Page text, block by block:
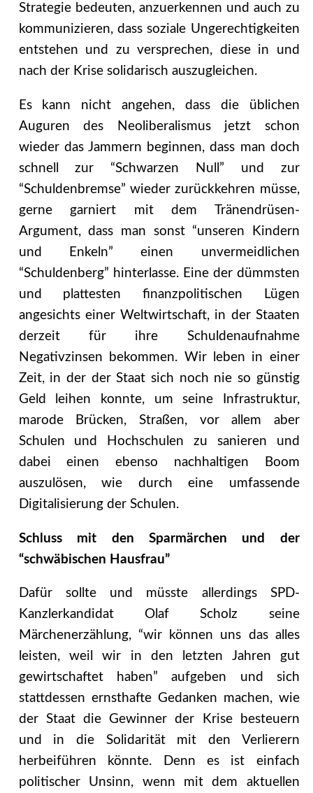
Strategie bedeuten, anzuerkennen und auch zu
kommunizieren, dass soziale Ungerechtigkeiten
entstehen und zu versprechen, diese in und
nach der Krise solidarisch auszugleichen.
Es kann nicht angehen, dass die üblichen
Auguren des Neoliberalismus jetzt schon
wieder das Jammern beginnen, dass man doch
schnell zur “Schwarzen Null” und zur
“Schuldenbremse” wieder zurückkehren müsse,
gerne garniert mit dem Tränendrüsen-
Argument, dass man sonst “unseren Kindern
und Enkeln” einen unvermeidlichen
“Schuldenberg” hinterlasse. Eine der dümmsten
und plattesten finanzpolitischen Lügen
angesichts einer Weltwirtschaft, in der Staaten
derzeit für ihre Schuldenaufnahme
Negativzinsen bekommen. Wir leben in einer
Zeit, in der der Staat sich noch nie so günstig
Geld leihen konnte, um seine Infrastruktur,
marode Brücken, Straßen, vor allem aber
Schulen und Hochschulen zu sanieren und
dabei einen ebenso nachhaltigen Boom
auszulösen, wie durch eine umfassende
Digitalisierung der Schulen.
Schluss mit den Sparmärchen und der
“schwäbischen Hausfrau”
Dafür sollte und müsste allerdings SPD-
Kanzlerkandidat Olaf Scholz seine
Märchenerzählung, “wir können uns das alles
leisten, weil wir in den letzten Jahren gut
gewirtschaftet haben” aufgeben und sich
stattdessen ernsthafte Gedanken machen, wie
der Staat die Gewinner der Krise besteuern
und in die Solidarität mit den Verlierern
herbeiführen könnte. Denn es ist einfach
politischer Unsinn, wenn mit dem aktuellen